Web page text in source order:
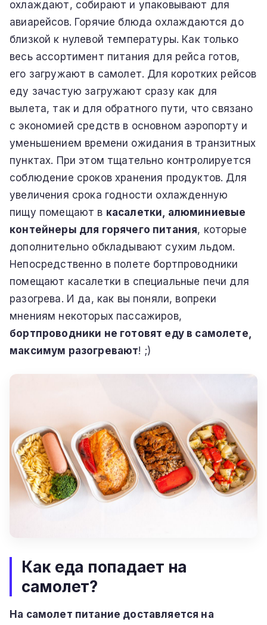
охлаждают, собирают и упаковывают для
авиарейсов. Горячие блюда охлаждаются до
близкой к нулевой температуры. Как только
весь ассортимент питания для рейса готов,
его загружают в самолет. Для коротких рейсов
еду зачастую загружают сразу как для
вылета, так и для обратного пути, что связано
с экономией средств в основном аэропорту и
уменьшением времени ожидания в транзитных
пунктах. При этом тщательно контролируется
соблюдение сроков хранения продуктов. Для
увеличения срока годности охлажденную
пищу помещают в касалетки, алюминиевые
контейнеры для горячего питания, которые
дополнительно обкладывают сухим льдом.
Непосредственно в полете бортпроводники
помещают касалетки в специальные печи для
разогрева. И да, как вы поняли, вопреки
мнениям некоторых пассажиров,
бортпроводники не готовят еду в самолете,
максимум разогревают! ;)
Как еда попадает на
самолет?
На самолет питание доставляется на